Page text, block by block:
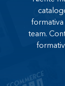
team.